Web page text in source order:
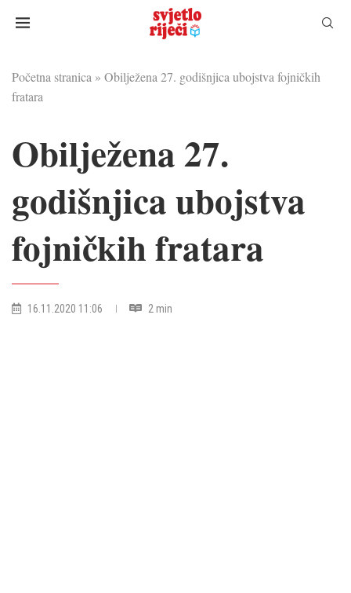
Početna stranica » Obilježena 27. godišnjica ubojstva fojničkih
fratara
Obilježena 27.
godišnjica ubojstva
fojničkih fratara
16.11.2020 11:06 2 min